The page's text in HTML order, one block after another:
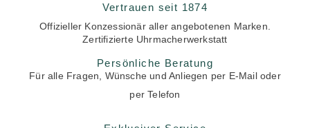
Vertrauen seit 1874
Offizieller Konzessionär aller angebotenen Marken.
Zertifizierte Uhrmacherwerkstatt
Persönliche Beratung
Für alle Fragen, Wünsche und Anliegen per E-Mail oder
per Telefon